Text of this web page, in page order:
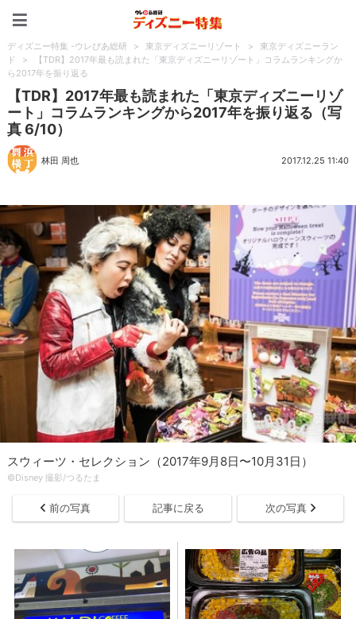
ディズニー特集 -ウレぴあ総研 > 東京ディズニーリゾート >
東京ディズニーラン
ド
>
【TDR】2017年最も読まれた「東京ディズニーリゾート」コラムランキングか
ら2017年を振り返る
【TDR】2017年最も読まれた「東京ディズニーリゾ
ート」コラムランキングから2017年を振り返る（写
真 6/10）
林田 周也 2017.12.25 11:40
スウィーツ・セレクション（2017年9月8日〜10月31日）
©︎Disney 撮影/つるたま
前の写真 記事に戻る 次の写真